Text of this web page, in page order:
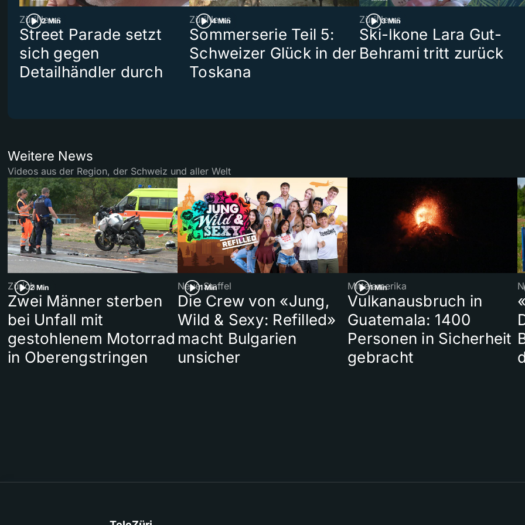
2 Min
ZüriNews
Street Parade setzt
sich gegen
Detailhändler durch
4 Min
ZüriNews
Sommerserie Teil 5:
Schweizer Glück in der
Toskana
3 Min
ZüriNews
Ski-Ikone Lara Gut-
Behrami tritt zurück
Weitere News
Videos aus der Region, der Schweiz und aller Welt
2 Min
Zürich
Zwei Männer sterben
bei Unfall mit
gestohlenem Motorrad
in Oberengstringen
1 Min
Neue Staffel
Die Crew von «Jung,
Wild & Sexy: Refilled»
macht Bulgarien
unsicher
1 Min
Mittelamerika
Vulkanausbruch in
Guatemala: 1400
Personen in Sicherheit
gebracht